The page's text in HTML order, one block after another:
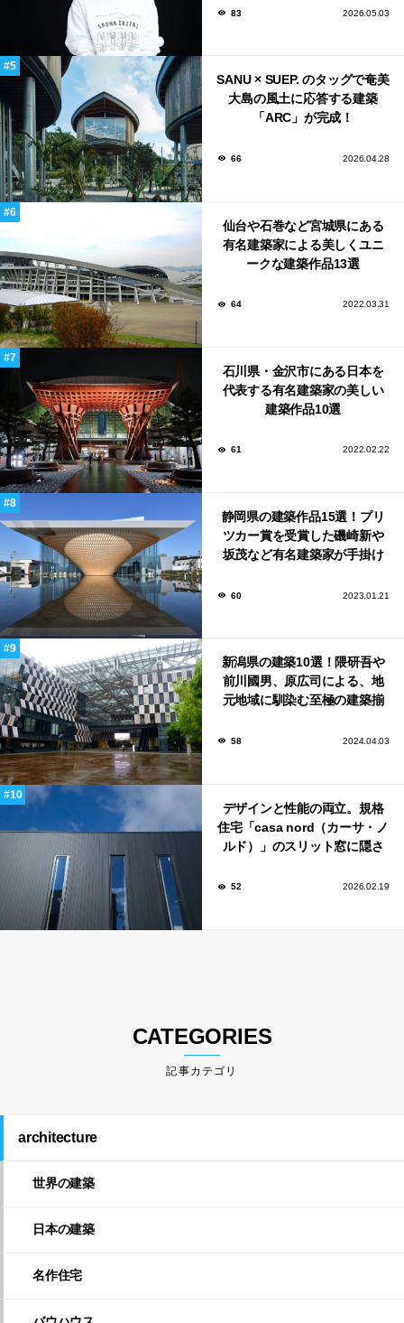
83 2026.05.03
SANU × SUEP. のタッグで奄美
大島の風土に応答する建築
「ARC」が完成！
66 2026.04.28
仙台や石巻など宮城県にある
有名建築家による美しくユニ
ークな建築作品13選
64 2022.03.31
石川県・金沢市にある日本を
代表する有名建築家の美しい
建築作品10選
61 2022.02.22
静岡県の建築作品15選！プリ
ツカー賞を受賞した磯崎新や
坂茂など有名建築家が手掛け
60 2023.01.21
新潟県の建築10選！隈研吾や
前川國男、原広司による、地
元地域に馴染む至極の建築揃
58 2024.04.03
デザインと性能の両立。規格
住宅「casa nord（カーサ・ノ
ルド）」のスリット窓に隠さ
52 2026.02.19
CATEGORIES
architecture
世界の建築
日本の建築
名作住宅